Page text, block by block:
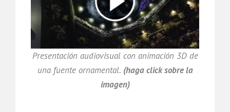
Presentación audiovisual con animación 3D de
una fuente ornamental. (haga click sobre la
imagen)